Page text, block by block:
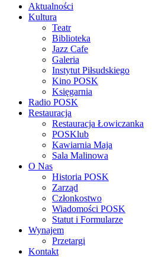
Aktualności
Kultura
Teatr
Biblioteka
Jazz Cafe
Galeria
Instytut Piłsudskiego
Kino POSK
Księgarnia
Radio POSK
Restauracja
Restauracja Łowiczanka
POSKlub
Kawiarnia Maja
Sala Malinowa
O Nas
Historia POSK
Zarząd
Członkostwo
Wiadomości POSK
Statut i Formularze
Wynajem
Przetargi
Kontakt